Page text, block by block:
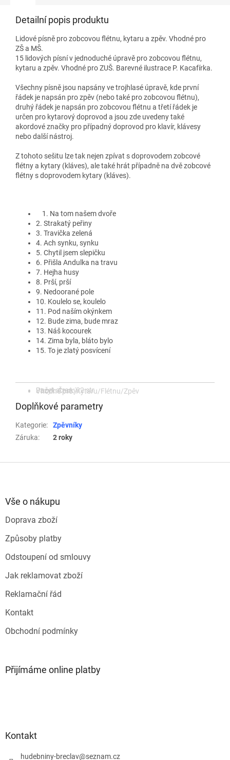
Detailní popis produktu
Lidové písně pro zobcovou flétnu, kytaru a zpěv. Vhodné pro
ZŠ a MŠ.
15 lidových písní v jednoduché úpravě pro zobcovou flétnu,
kytaru a zpěv. Vhodné pro ZUŠ. Barevné ilustrace P. Kacafírka.
Všechny písně jsou napsány ve trojhlasé úpravě, kde první
řádek je napsán pro zpěv (nebo také pro zobcovou flétnu),
druhý řádek je napsán pro zobcovou flétnu a třetí řádek je
určen pro kytarový doprovod a jsou zde uvedeny také
akordové značky pro případný doprovod pro klavír, klávesy
nebo další nástroj.
Z tohoto sešitu lze tak nejen zpívat s doprovodem zobcové
flétny a kytary (kláves), ale také hrát případně na dvě zobcové
flétny s doprovodem kytary (kláves).
1. Na tom našem dvoře
2. Strakatý peřiny
3. Travička zelená
4. Ach synku, synku
5. Chytil jsem slepičku
6. Přišla Andulka na travu
7. Hejha husy
8. Prší, prší
9. Nedoorané pole
10. Koulelo se, koulelo
11. Pod naším okýnkem
12. Bude zima, bude mraz
13. Náš kocourek
14. Zima byla, bláto bylo
15. To je zlatý posvícení
Počet stran: 32 str
Jazyk: Český
Vhodné pro: Kytaru/Flétnu/Zpěv
Doplňkové parametry
Kategorie:
Zpěvníky
Záruka: 2 roky
Vše o nákupu
Doprava zboží
Způsoby platby
Odstoupení od smlouvy
Jak reklamovat zboží
Reklamační řád
Kontakt
Obchodní podmínky
Přijímáme online platby
Kontakt
hudebniny-breclav@seznam.cz